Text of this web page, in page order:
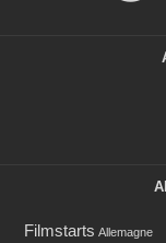
Filmstarts Allemagne